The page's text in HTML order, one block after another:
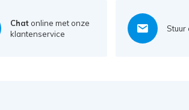
Chat online met onze
klantenservice
Stuur